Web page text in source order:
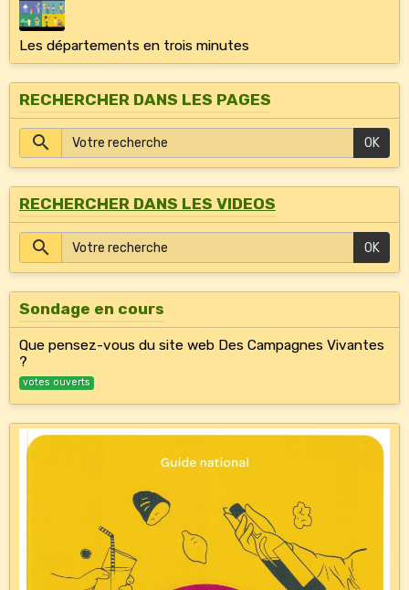
Les départements en trois minutes
RECHERCHER DANS LES PAGES
OK
RECHERCHER DANS LES VIDEOS
OK
Sondage en cours
Que pensez-vous du site web Des Campagnes Vivantes
?
votes ouverts